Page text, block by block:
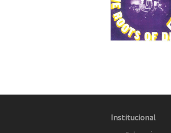
Institucional